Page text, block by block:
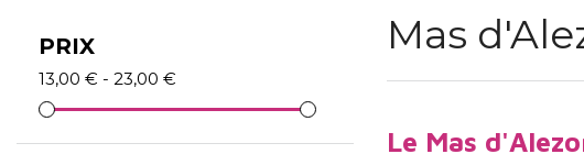
PRIX
13,00 € - 23,00 €
Mas
Le Mas